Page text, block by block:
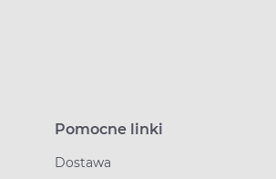
Pomocne linki
Dostawa